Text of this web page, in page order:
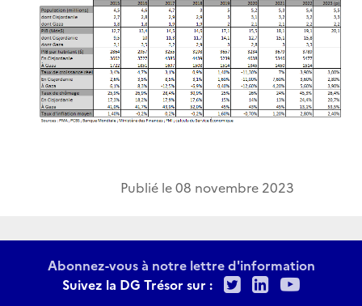
Publié le08 novembre 2023
Abonnez-vous à notre lettre d'information
Suivez la DG Trésor sur :
TwitterLinkedIn